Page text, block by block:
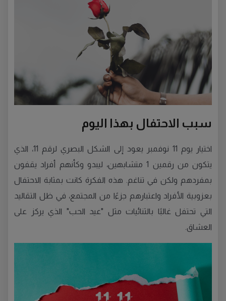
سبب الاحتفال بهذا اليوم
اختيار يوم 11 نوفمبر يعود إلى الشكل البصري لرقم 11، الذي
يتكون من رقمين 1 متشابهين، ليبدو وكأنهم أفراد يقفون
بمفردهم ولكن في تناغم. هذه الفكرة كانت بمثابة الاحتفال
بعزوبية الأفراد واعتبارهم جزءًا من المجتمع، في ظل التقاليد
التي تحتفل غالبًا بالثنائيات مثل "عيد الحب" الذي يركز على
العشاق.